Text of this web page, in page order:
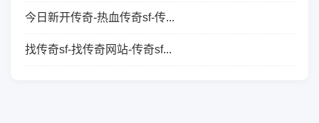
今日新开传奇-热血传奇sf-传...
找传奇sf-找传奇网站-传奇sf...